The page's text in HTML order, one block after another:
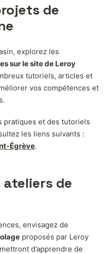
de
explorez les
sur le site de Leroy
tutoriels, articles et
vos compétences et
pratiques et des tutoriels
les liens suivants :
Égrève.
de
envisagez de
proposés par Leroy
d’apprendre de